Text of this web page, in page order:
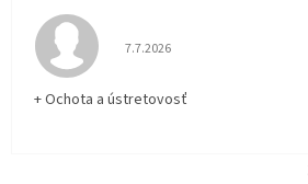
Hodnotenie obchodu je 5 z
7.7.2026
+ Ochota a ústretovosť